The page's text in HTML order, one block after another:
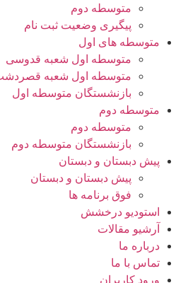
متوسطه دوم
پیگیری وضعیت ثبت نام
متوسطه های اول
متوسطه اول شعبه قدوسی
متوسطه اول شعبه قصردشت
بازنشستگان متوسطه اول
متوسطه دوم
متوسطه دوم
بازنشستگان متوسطه دوم
پیش دبستان و دبستان
پیش دبستان و دبستان
فوق برنامه ها
استودیو درخشش
آرشیو مقالات
درباره ما
تماس با ما
ورود کاربران